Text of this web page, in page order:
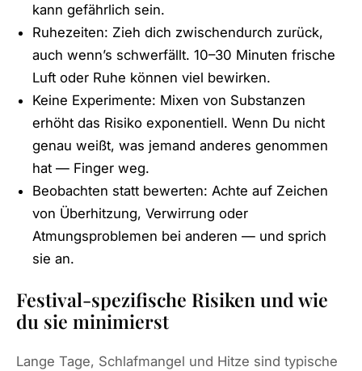
kann gefährlich sein.
Ruhezeiten: Zieh dich zwischendurch zurück,
auch wenn’s schwerfällt. 10–30 Minuten frische
Luft oder Ruhe können viel bewirken.
Keine Experimente: Mixen von Substanzen
erhöht das Risiko exponentiell. Wenn Du nicht
genau weißt, was jemand anderes genommen
hat — Finger weg.
Beobachten statt bewerten: Achte auf Zeichen
von Überhitzung, Verwirrung oder
Atmungsproblemen bei anderen — und sprich
sie an.
Festival-spezifische Risiken und wie
du sie minimierst
Lange Tage, Schlafmangel und Hitze sind typische